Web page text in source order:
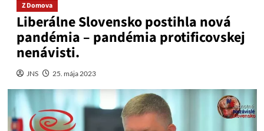
Z Domova
Liberálne Slovensko postihla nová
pandémia – pandémia protificovskej
nenávisti.
JNS 25. mája 2023